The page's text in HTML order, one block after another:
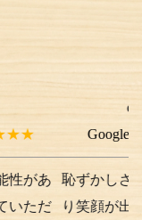
様
Googleクチコミ
恥ずかしさから最初
り笑顔が出ない子供